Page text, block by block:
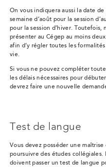
On vous indiquera aussi la date
semaine d’août pour la session
pour la session d’hiver. Toutefois,
présenter au Cégep au moins
afin d’y régler toutes les
vie.
Si vous ne pouvez compléter
les délais nécessaires pour
devrez faire une nouvelle
Test de langue
Vous devez posséder une
poursuivre des études collégiales.
doivent passer un test de langue